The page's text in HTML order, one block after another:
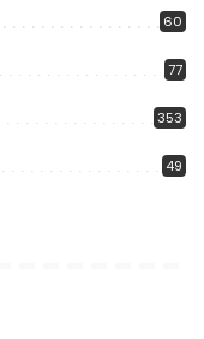
60
77
353
49